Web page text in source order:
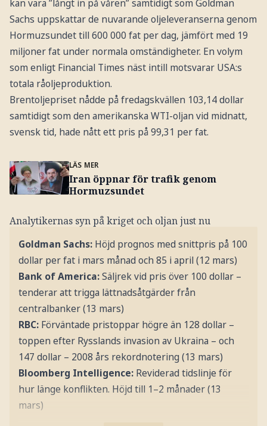
kan vara ”långt in på våren” samtidigt som Goldman
Sachs uppskattar de nuvarande oljeleveranserna genom
Hormuzsundet till 600 000 fat per dag, jämfört med 19
miljoner fat under normala omständigheter. En volym
som enligt Financial Times näst intill motsvarar USA:s
totala råoljeproduktion.
Brentoljepriset nådde på fredagskvällen 103,14 dollar
samtidigt som den amerikanska WTI-oljan vid midnatt,
svensk tid, hade nått ett pris på 99,31 per fat.
LÄS MER
Iran öppnar för trafik genom
Hormuzsundet
Analytikernas syn på kriget och oljan just nu
Goldman Sachs: Höjd prognos med snittpris på 100
dollar per fat i mars månad och 85 i april (12 mars)
Bank of America:Säljrek vid pris över 100 dollar –
tenderar att trigga lättnadsåtgärder från
centralbanker (13 mars)
RBC: Förväntade pristoppar högre än 128 dollar –
toppen efter Rysslands invasion av Ukraina – och
147 dollar – 2008 års rekordnotering (13 mars)
Bloomberg Intelligence: Reviderad tidslinje för
hur länge konflikten. Höjd till 1–2 månader (13
mars)